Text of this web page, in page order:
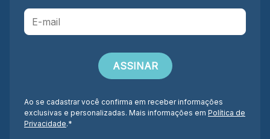
Ao se cadastrar você confirma em receber informações
exclusivas e personalizadas. Mais informações em Política de
Privacidade.*